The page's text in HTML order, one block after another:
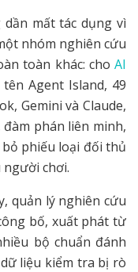
mất tác dụng vì
nhóm nghiên cứu
toàn khác: cho AI
Agent Island, 49
Gemini và Claude,
phán liên minh,
phiếu loại đối thủ
chơi.
quản lý nghiên cứu
bố, xuất phát từ
bộ chuẩn đánh
liệu kiểm tra bị rò